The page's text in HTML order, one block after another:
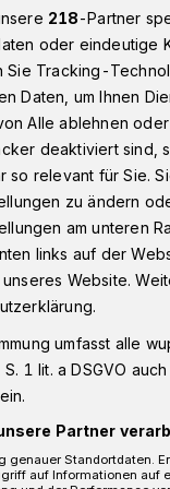
Bargeld,
sind
erbeuteten
218-Partner
oder eindeutige
Sie Tracking-
Daten, um Ihnen
Alle ablehnen
deaktiviert sind,
so relevant für Sie.
zu ändern
am unteren
links auf der
Website.
umfasst alle
1 lit. a DSGVO
Partner
genauer Standortdaten.
auf Informationen auf